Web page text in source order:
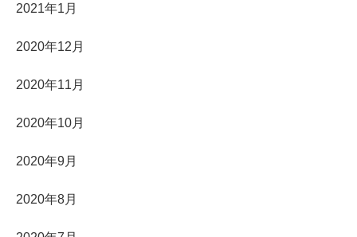
2021年1月
2020年12月
2020年11月
2020年10月
2020年9月
2020年8月